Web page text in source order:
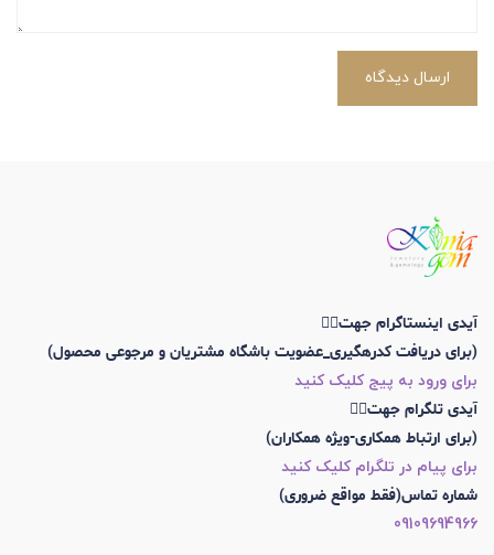
ارسال دیدگاه
آیدی اینستاگرام جهت👇🏼
(برای دریافت کدرهگیری_عضویت باشگاه مشتریان و مرجوعی محصول)
برای ورود به پیج کلیک کنید
آیدی تلگرام جهت👇🏼
(برای ارتباط همکاری-ویژه همکاران)
برای پیام در تلگرام کلیک کنید
شماره تماس(فقط مواقع ضروری)
09109694966